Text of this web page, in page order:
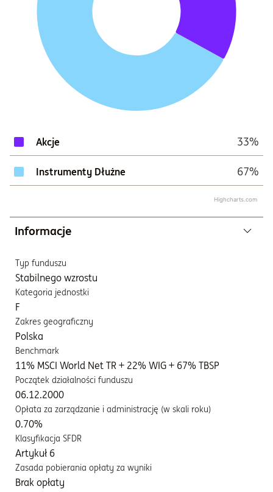
Highcharts.com
Akcje 33%
Instrumenty Dłużne 67%
Informacje
Typ funduszu
Stabilnego wzrostu
Kategoria jednostki
F
Zakres geograficzny
Polska
Benchmark
11% MSCI World Net TR + 22% WIG + 67% TBSP
Początek działalności funduszu
06.12.2000
Opłata za zarządzanie i administrację (w skali roku)
0.70%
Klasyfikacja SFDR
Artykuł 6
Zasada pobierania opłaty za wyniki
Brak opłaty